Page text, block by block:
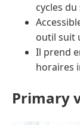
cycles
outil suit
Il prend
horaires
Primary